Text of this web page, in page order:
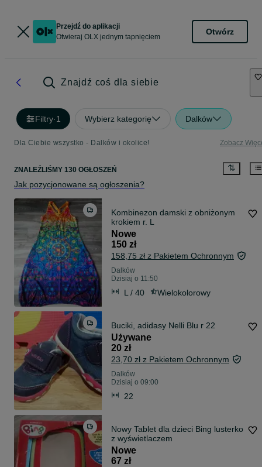
Przejdź do aplikacji
Otwieraj OLX jednym tapnięciem
Otwórz
Znajdź coś dla siebie
Filtry·1 Wybierz kategorię Dalków
Dla Ciebie wszystko - Dalków i okolice! Zobacz
ZNALEŹLIŚMY 130 OGŁOSZEŃ
Jak pozycjonowane są ogłoszenia?
Kombinezon damski z obniżonym
krokiem r. L
Nowe
150 zł
158,75 zł z Pakietem Ochronnym
Dalków
Dzisiaj o 11:50
L / 40 Wielokolorowy
Buciki, adidasy Nelli Blu r 22
Używane
20 zł
23,70 zł z Pakietem Ochronnym
Dalków
Dzisiaj o 09:00
22
Nowy Tablet dla dzieci Bing lusterko
z wyświetlaczem
Nowe
67 zł